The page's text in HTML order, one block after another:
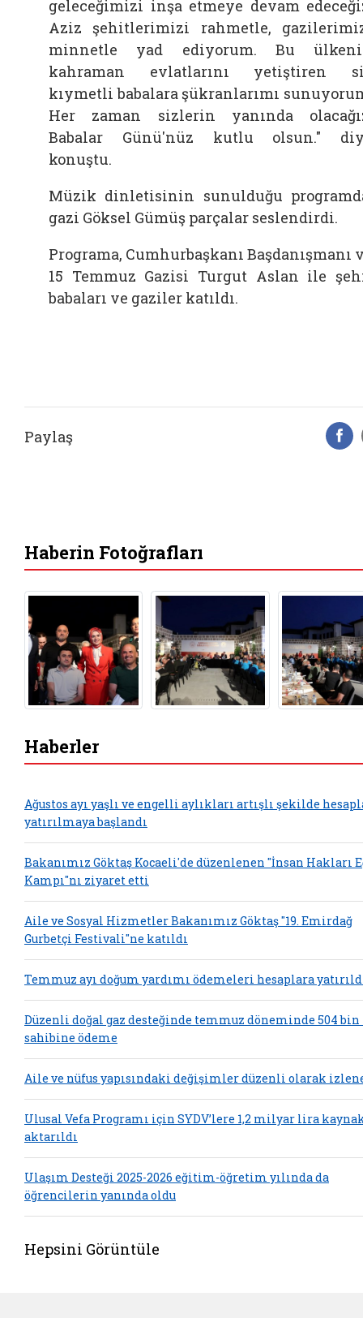
geleceğimizi inşa etmeye devam
Aziz şehitlerimizi rahmetle,
minnetle yad ediyorum. Bu
kahraman evlatlarını yetiştiren
kıymetli babalara şükranlarımı
Her zaman sizlerin yanında
Babalar Günü'nüz kutlu olsun."
konuştu.
Müzik dinletisinin sunulduğu
gazi Göksel Gümüş parçalar seslendirdi.
Programa, Cumhurbaşkanı Başdanışmanı
15 Temmuz Gazisi Turgut Aslan ile
babaları ve gaziler katıldı.
Paylaş
Haberin Fotoğrafları
Haberler
Ağustos ayı yaşlı ve engelli aylıkları artışlı şekilde
yatırılmaya başlandı
Bakanımız Göktaş Kocaeli'de düzenlenen "İnsan Hakları
Kampı"nı ziyaret etti
Aile ve Sosyal Hizmetler Bakanımız Göktaş "19. Emirdağ
Gurbetçi Festivali"ne katıldı
Temmuz ayı doğum yardımı ödemeleri hesaplara
Düzenli doğal gaz desteğinde temmuz döneminde 504
sahibine ödeme
Aile ve nüfus yapısındaki değişimler düzenli olarak
Ulusal Vefa Programı için SYDV’lere 1,2 milyar lira
aktarıldı
Ulaşım Desteği 2025-2026 eğitim-öğretim yılında da
öğrencilerin yanında oldu
Hepsini Görüntüle